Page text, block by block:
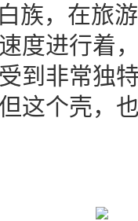
，在旅游
度进行着
到非常独
这个壳，